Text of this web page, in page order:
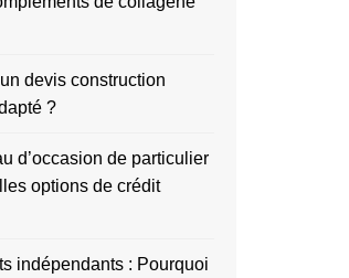
devis construction
?
d’occasion de particulier
options de crédit
indépendants : Pourquoi